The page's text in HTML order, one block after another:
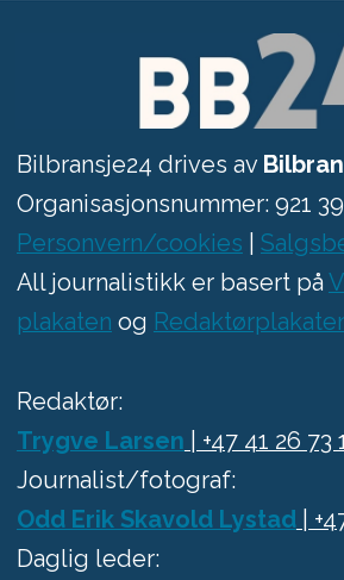
Bilbransje24 drives av
Organisasjonsnummer: 921
Personvern/cookies
All journalistikk er basert på
plakaten og
Redaktør:
Trygve Larsen | +47 41 26 73
Journalist/fotograf:
Odd Erik Skavold Lystad|
Daglig leder: